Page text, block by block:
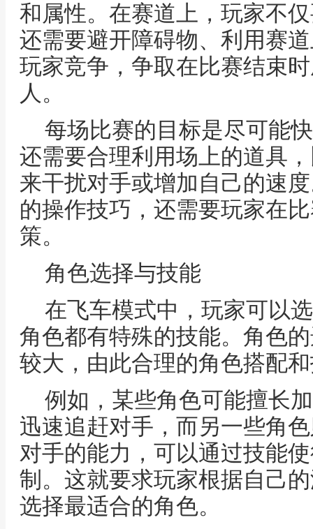
和属性。在赛道上，玩家不
还需要避开障碍物、利用赛
玩家竞争，争取在比赛结束
人。
每场比赛的目标是尽可能
还需要合理利用场上的道具
来干扰对手或增加自己的速
的操作技巧，还需要玩家在
策。
角色选择与技能
在飞车模式中，玩家可以
角色都有特殊的技能。角色
较大，由此合理的角色搭配
例如，某些角色可能擅长
迅速追赶对手，而另一些角
对手的能力，可以通过技能
制。这就要求玩家根据自己
选择最适合的角色。